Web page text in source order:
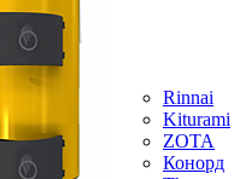
Rinnai
Kiturami
ZOTA
Конорд